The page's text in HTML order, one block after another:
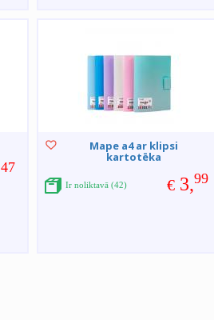
47
Mape a4 ar klipsi
kartotēka
€ 3,99
Ir noliktavā (42)